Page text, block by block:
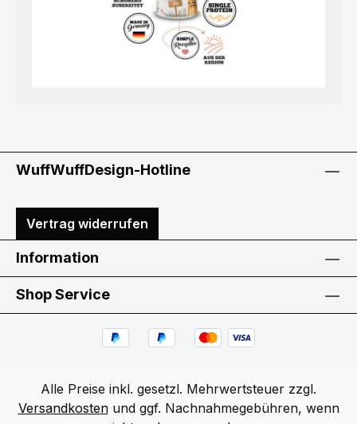
WuffWuffDesign-Hotline
Vertrag widerrufen
Information
Shop Service
Alle Preise inkl. gesetzl. Mehrwertsteuer zzgl.
Versandkostenund ggf. Nachnahmegebühren, wenn